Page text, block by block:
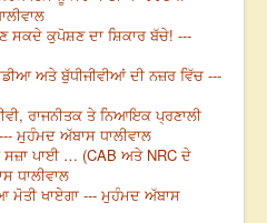
ਸਕਦੇ ਕੁਪੋਸ਼ਣ ਦਾ ਸ਼ਿਕਾਰ ਬੱਚੇ! ---
ਅਤੇ ਬੁੱਧੀਜੀਵੀਆਂ ਦੀ ਨਜ਼ਰ ਵਿੱਚ ---
ਰਾਜਨੀਤਕ ਤੇ ਨਿਆਇਕ ਪ੍ਰਣਾਲੀ
ਮੁਹੰਮਦ ਅੱਬਾਸ ਧਾਲੀਵਾਲ
ਸਜ਼ਾ ਪਾਈ … (CAB ਅਤੇ NRC ਦੇ
ਧਾਲੀਵਾਲ
ਮੋਤੀ ਖਾਏਗਾ --- ਮੁਹੰਮਦ ਅੱਬਾਸ